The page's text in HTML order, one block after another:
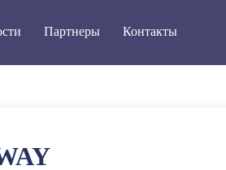
Партнеры Контакты